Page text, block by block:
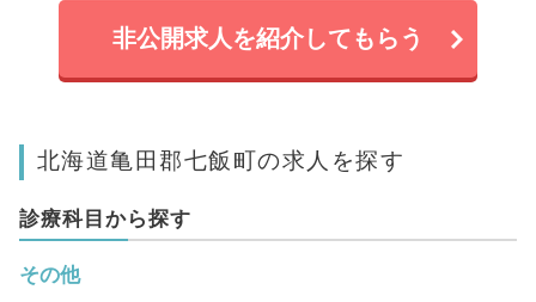
非公開求人を紹介してもらう
北海道亀田郡七飯町の求人を探す
診療科目から探す
その他